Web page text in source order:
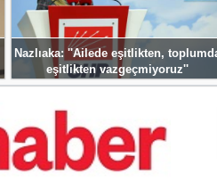
Nazlıaka: ''Ailede eşitlikten,
eşitlikten vazgeçmiyoruz''